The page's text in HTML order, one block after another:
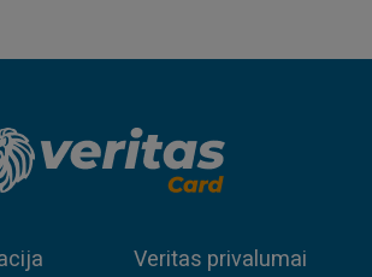
Veritas privalumai